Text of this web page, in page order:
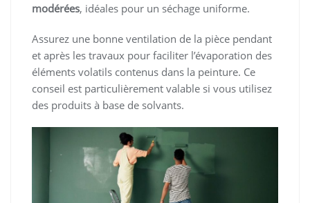
modérées, idéales pour un séchage uniforme.
Assurez une bonne ventilation de la pièce pendant
et après les travaux pour faciliter l’évaporation des
éléments volatils contenus dans la peinture. Ce
conseil est particulièrement valable si vous utilisez
des produits à base de solvants.